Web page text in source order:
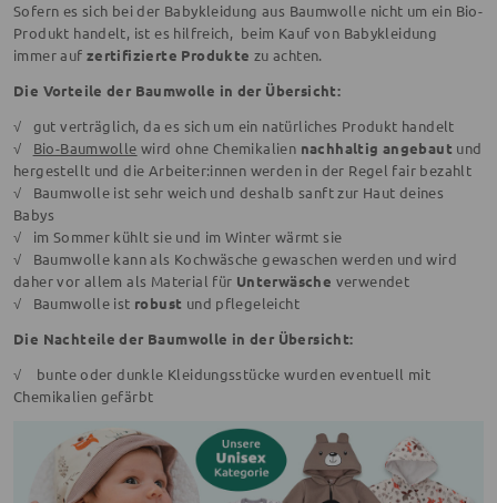
Sofern es sich bei der Babykleidung aus Baumwolle nicht um ein Bio-
Produkt handelt, ist es hilfreich, beim Kauf von Babykleidung
immer auf zertifizierte Produkte zu achten.
Die Vorteile der Baumwolle in der Übersicht:
√ gut verträglich, da es sich um ein natürliches Produkt handelt
√ Bio-Baumwolle wird ohne Chemikalien nachhaltig angebaut und
hergestellt und die Arbeiter:innen werden in der Regel fair bezahlt
√ Baumwolle ist sehr weich und deshalb sanft zur Haut deines
Babys
√ im Sommer kühlt sie und im Winter wärmt sie
√ Baumwolle kann als Kochwäsche gewaschen werden und wird
daher vor allem als Material für Unterwäsche verwendet
√ Baumwolle ist robust und pflegeleicht
Die Nachteile der Baumwolle in der Übersicht:
√ bunte oder dunkle Kleidungsstücke wurden eventuell mit
Chemikalien gefärbt